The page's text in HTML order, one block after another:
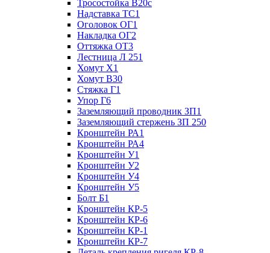
Тросостойка В20с
Надставка ТС1
Оголовок ОГ1
Накладка ОГ2
Оттяжка ОТ3
Лестница Л 251
Хомут Х1
Хомут В30
Стяжка Г1
Упор Г6
Заземляющий проводник ЗП1
Заземляющий стержень ЗП 250
Кронштейн РА1
Кронштейн РА4
Кронштейн У1
Кронштейн У2
Кронштейн У4
Кронштейн У5
Болт Б1
Кронштейн КР-5
Кронштейн КР-6
Кронштейн КР-1
Кронштейн КР-7